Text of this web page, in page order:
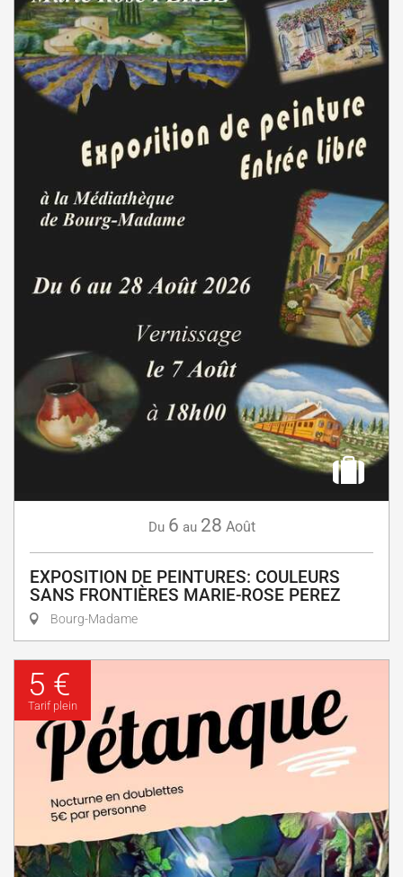
Du 6 au 28 Août
EXPOSITION DE PEINTURES: COULEURS
SANS FRONTIÈRES MARIE-ROSE PEREZ
Bourg-Madame
5 €
Tarif plein